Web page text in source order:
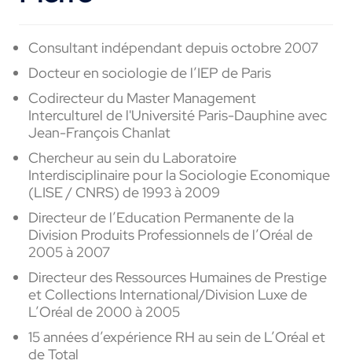
Consultant indépendant depuis octobre 2007
Docteur en sociologie de l’IEP de Paris
Codirecteur du Master Management
Interculturel de l'Université Paris-Dauphine avec
Jean-François Chanlat
Chercheur au sein du Laboratoire
Interdisciplinaire pour la Sociologie Economique
(LISE / CNRS) de 1993 à 2009
Directeur de l’Education Permanente de la
Division Produits Professionnels de l’Oréal de
2005 à 2007
Directeur des Ressources Humaines de Prestige
et Collections International/Division Luxe de
L’Oréal de 2000 à 2005
15 années d’expérience RH au sein de L’Oréal et
de Total